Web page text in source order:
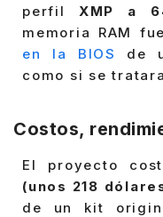
perfil XMP a
memoria RAM
en la BIOS
de
como si se
Costos,
El proyecto
(unos 218
de un kit